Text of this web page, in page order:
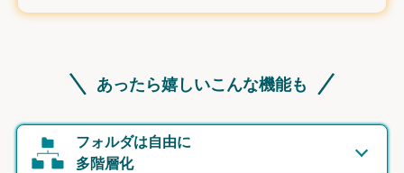
あったら嬉しいこんな機能も
フォルダは自由に
多階層化